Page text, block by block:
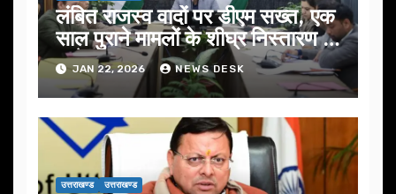
लंबित राजस्व वादों पर डीएम सख्त, एक
साल पुराने मामलों के शीघ्र निस्तारण के
आदेश…
JAN 22, 2026 NEWS DESK
उत्तराखण्ड उत्तराखण्ड